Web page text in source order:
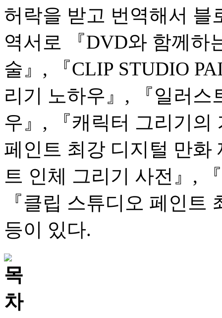
허락을 받고 번역해서 블
역서로 『DVD와 함께하
술』, 『CLIP STUDIO
리기 노하우』, 『일러스
우』, 『캐릭터 그리기의
페인트 최강 디지털 만화
트 인체 그리기 사전』,
『클립 스튜디오 페인트
등이 있다.